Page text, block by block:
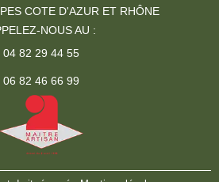
COTE D'AZUR ET RHÔNE
NOUS AU :
04 82 29 44 55
06 82 46 66 99